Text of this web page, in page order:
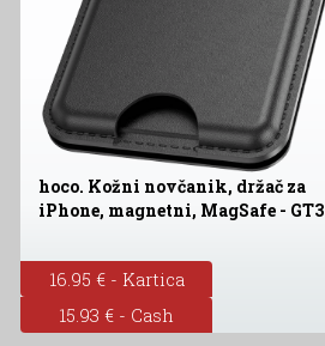
hoco. Kožni novčanik, držač za
iPhone, magnetni, MagSafe - GT3
16.95 € - Kartica
15.93 € - Cash